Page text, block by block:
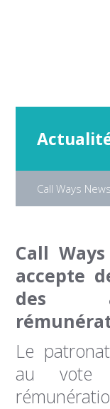
Call Ways
Call
accepte
des
Le
au vote